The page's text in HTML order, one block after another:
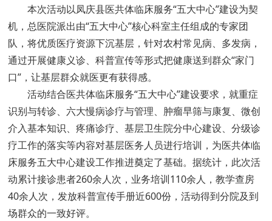
本次活动以凤庆县医共体临床服务“五大中心”建设为契
机，总医院派出由“五大中心”核心科室主任组成的专家团
队，将优质医疗资源下沉基层，针对农村常见病、多发病，
通过开展健康义诊、科普宣传等形式把健康送到群众“家门
口”，让基层群众就医更有获得感。
活动结合医共体临床服务“五大中心”建设要求，就重症
识别与转诊、六大慢病诊疗与管理、肿瘤早筛与康复、微创
介入基本知识、疼痛诊疗、基层卫生院分中心建设、分级诊
疗工作的落实等内容对基层医务人员进行培训，为医共体临
床服务五大中心建设工作推进奠定了基础。据统计，此次活
动累计接诊患者260余人次，业务培训110余人，教学查房
40余人次，发放科普宣传手册近600份，活动得到分院及到
场群众的一致好评。